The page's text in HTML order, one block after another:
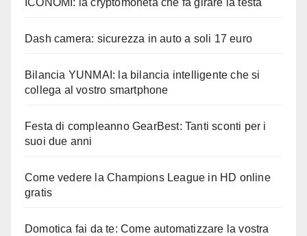
ICONOMI: la cryptomoneta che fa girare la testa
Dash camera: sicurezza in auto a soli 17 euro
Bilancia YUNMAI: la bilancia intelligente che si
collega al vostro smartphone
Festa di compleanno GearBest: Tanti sconti per i
suoi due anni
Come vedere la Champions League in HD online
gratis
Domotica fai da te: Come automatizzare la vostra